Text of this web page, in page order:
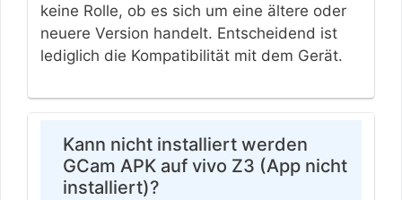
keine Rolle, ob es sich um eine ältere oder
neuere Version handelt. Entscheidend ist
lediglich die Kompatibilität mit dem Gerät.
Kann nicht installiert werden
GCam APK auf vivo Z3 (App nicht
installiert)?